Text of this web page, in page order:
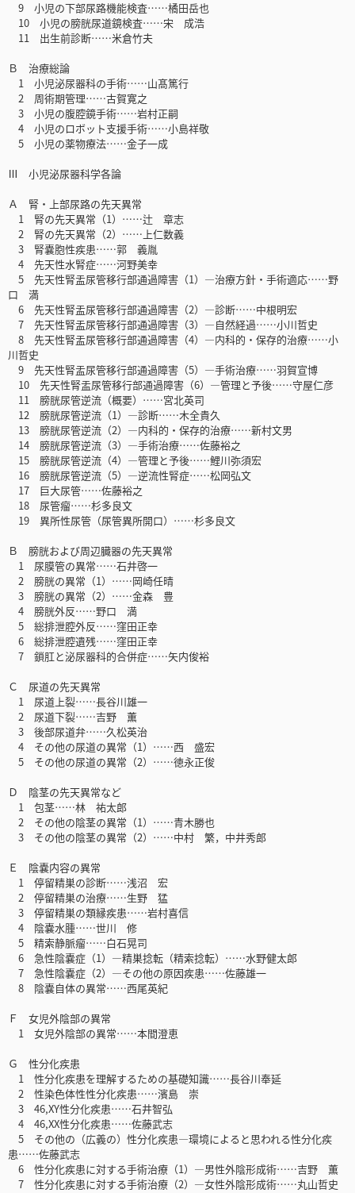
9 小児の下部尿路機能検査……橘田岳也
10 小児の膀胱尿道鏡検査……宋 成浩
11 出生前診断……米倉竹夫
Ｂ 治療総論
1 小児泌尿器科の手術……山髙篤行
2 周術期管理……古賀寛之
3 小児の腹腔鏡手術……岩村正嗣
4 小児のロボット支援手術……小島祥敬
5 小児の薬物療法……金子一成
Ⅲ 小児泌尿器科学各論
Ａ 腎・上部尿路の先天異常
1 腎の先天異常（1）……辻 章志
2 腎の先天異常（2）……上仁数義
3 腎嚢胞性疾患……郭 義胤
4 先天性水腎症……河野美幸
5 先天性腎盂尿管移行部通過障害（1）―治療方針・手術適応……野
口 満
6 先天性腎盂尿管移行部通過障害（2）―診断……中根明宏
7 先天性腎盂尿管移行部通過障害（3）―自然経過……小川哲史
8 先天性腎盂尿管移行部通過障害（4）―内科的・保存的治療……小
川哲史
9 先天性腎盂尿管移行部通過障害（5）―手術治療……羽賀宣博
10 先天性腎盂尿管移行部通過障害（6）―管理と予後……守屋仁彦
11 膀胱尿管逆流（概要）……宮北英司
12 膀胱尿管逆流（1）―診断……木全貴久
13 膀胱尿管逆流（2）―内科的・保存的治療……新村文男
14 膀胱尿管逆流（3）―手術治療……佐藤裕之
15 膀胱尿管逆流（4）―管理と予後……鯉川弥須宏
16 膀胱尿管逆流（5）―逆流性腎症……松岡弘文
17 巨大尿管……佐藤裕之
18 尿管瘤……杉多良文
19 異所性尿管（尿管異所開口）……杉多良文
Ｂ 膀胱および周辺臓器の先天異常
1 尿膜管の異常……石井啓一
2 膀胱の異常（1）……岡崎任晴
3 膀胱の異常（2）……金森 豊
4 膀胱外反……野口 満
5 総排泄腔外反……窪田正幸
6 総排泄腔遺残……窪田正幸
7 鎖肛と泌尿器科的合併症……矢内俊裕
Ｃ 尿道の先天異常
1 尿道上裂……長谷川雄一
2 尿道下裂……吉野 薫
3 後部尿道弁……久松英治
4 その他の尿道の異常（1）……西 盛宏
5 その他の尿道の異常（2）……徳永正俊
Ｄ 陰茎の先天異常など
1 包茎……林 祐太郎
2 その他の陰茎の異常（1）……青木勝也
3 その他の陰茎の異常（2）……中村 繁，中井秀郎
Ｅ 陰嚢内容の異常
1 停留精巣の診断……浅沼 宏
2 停留精巣の治療……生野 猛
3 停留精巣の類縁疾患……岩村喜信
4 陰嚢水腫……世川 修
5 精索静脈瘤……白石晃司
6 急性陰嚢症（1）―精巣捻転（精索捻転）……水野健太郎
7 急性陰嚢症（2）―その他の原因疾患……佐藤雄一
8 陰嚢自体の異常……西尾英紀
Ｆ 女児外陰部の異常
1 女児外陰部の異常……本間澄恵
Ｇ 性分化疾患
1 性分化疾患を理解するための基礎知識……長谷川奉延
2 性染色体性性分化疾患……濱島 崇
3 46,XY性分化疾患……石井智弘
4 46,XX性分化疾患……佐藤武志
5 その他の（広義の）性分化疾患―環境によると思われる性分化疾
患……佐藤武志
6 性分化疾患に対する手術治療（1）―男性外陰形成術……吉野 薫
7 性分化疾患に対する手術治療（2）―女性外陰形成術……丸山哲史